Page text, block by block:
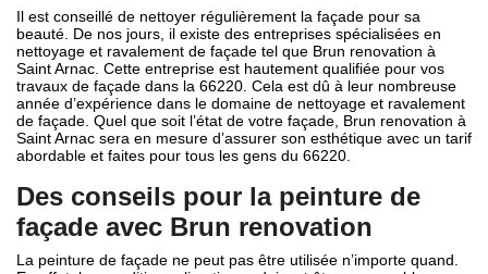
Il est conseillé de nettoyer régulièrement la façade pour sa
beauté. De nos jours, il existe des entreprises spécialisées en
nettoyage et ravalement de façade tel que Brun renovation à
Saint Arnac. Cette entreprise est hautement qualifiée pour vos
travaux de façade dans la 66220. Cela est dû à leur nombreuse
année d’expérience dans le domaine de nettoyage et ravalement
de façade. Quel que soit l’état de votre façade, Brun renovation à
Saint Arnac sera en mesure d’assurer son esthétique avec un tarif
abordable et faites pour tous les gens du 66220.
Des conseils pour la peinture de
façade avec Brun renovation
La peinture de façade ne peut pas être utilisée n’importe quand.